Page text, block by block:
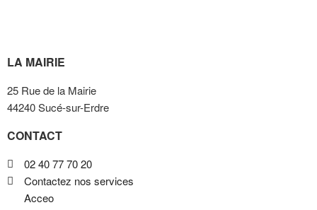
LA MAIRIE
25 Rue de la Mairie
44240 Sucé-sur-Erdre
CONTACT
02 40 77 70 20
Contactez nos services
Acceo